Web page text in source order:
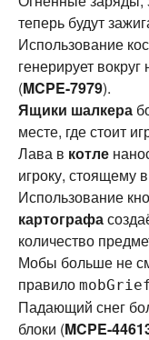
теперь будут
Использование
генерирует
(MCPE-7979).
Ящики шалкера
месте, где стоит
Лава в котле
игроку, стоящему
Использование
картографа
количество
Мобы больше не
правило
Падающий снег
блоки (MCPE-